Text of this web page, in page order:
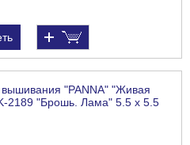
"PANNA" "Живая
2189 "Брошь. Лама" 5.5 х 5.5